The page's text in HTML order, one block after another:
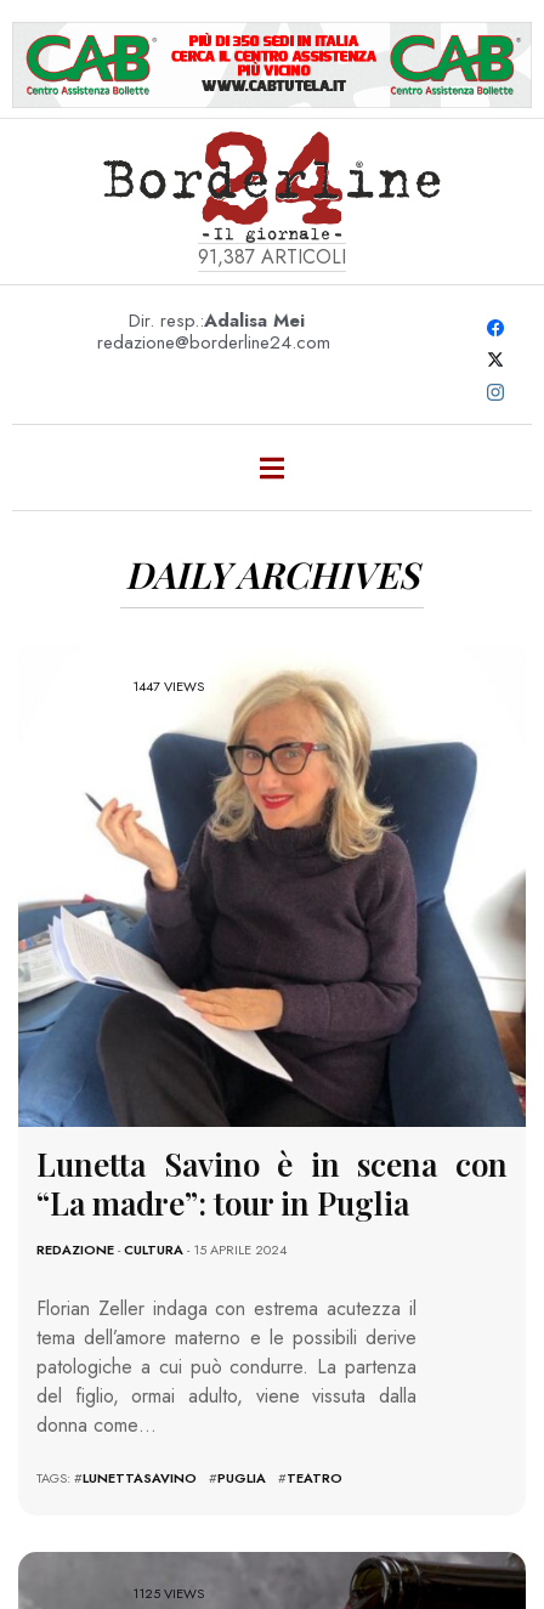
91,387 ARTICOLI
Dir. resp.:Adalisa Mei
redazione@borderline24.com
DAILY ARCHIVES
1447 VIEWS
Lunetta Savino è in scena con
“La madre”: tour in Puglia
REDAZIONE-CULTURA- 15 APRILE 2024
Florian Zeller indaga con estrema acutezza il
tema dell’amore materno e le possibili derive
patologiche a cui può condurre. La partenza
del figlio, ormai adulto, viene vissuta dalla
donna come…
TAGS: #LUNETTASAVINO #PUGLIA #TEATRO
1125 VIEWS